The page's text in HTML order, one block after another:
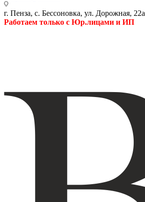
г. Пенза, с. Бессоновка, ул. Дорожная, 22а
Работаем только с Юр.лицами и ИП